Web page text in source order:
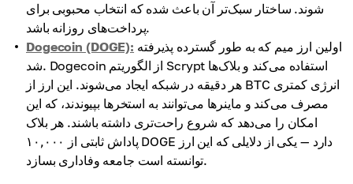
شوند. ساختار سبک‌تر آن باعث شده که انتخاب محبوبی برای
پرداخت‌های روزانه باشد.
Dogecoin (DOGE):
شد. Dogecoin از الگوریتم Scrypt استفاده می‌کند و بلاک‌ها
هر دقیقه در شبکه ایجاد می‌شوند. این ارز از BTC انرژی کمتری
مصرف می‌کند و ماینرها می‌توانند به استخرها بپیوندند، که این
امکان را می‌دهد که شروع راحت‌تری داشته باشند. هر بلاک
پاداش ثابتی از ۱۰,۰۰۰ DOGE دارد — یکی از دلایلی که این ارز
توانسته است جامعه وفاداری بسازد.